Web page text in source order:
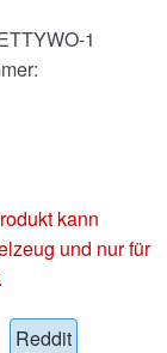
1
kann
und nur für
Reddit